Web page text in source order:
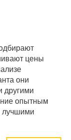
цены
они
другими
опытным
лучшими